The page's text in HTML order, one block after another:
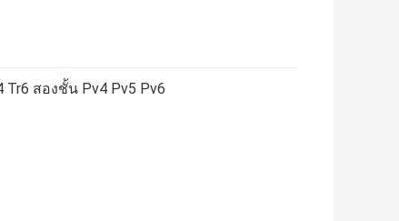
สองชั้น Pv4 Pv5 Pv6